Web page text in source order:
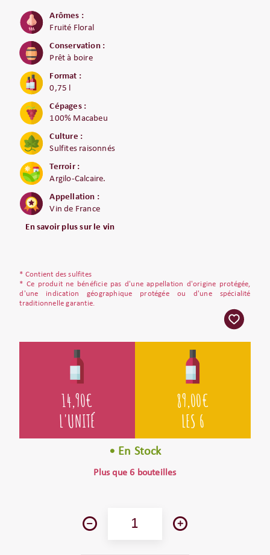
Arômes :
Fruité Floral
Conservation :
Prêt à boire
Format :
0,75 l
Cépages :
100% Macabeu
Culture :
Sulfites raisonnés
Terroir :
Argilo-Calcaire.
Appellation :
Vin de France
En savoir plus sur le vin
* Contient des sulfites
* Ce produit ne bénéficie pas d'une appellation d'origine protégée,
d'une indication géographique protégée ou d'une spécialité
traditionnelle garantie.
14,90€
L'UNITÉ
89,00€
LES 6
• En Stock
Plus que 6 bouteilles